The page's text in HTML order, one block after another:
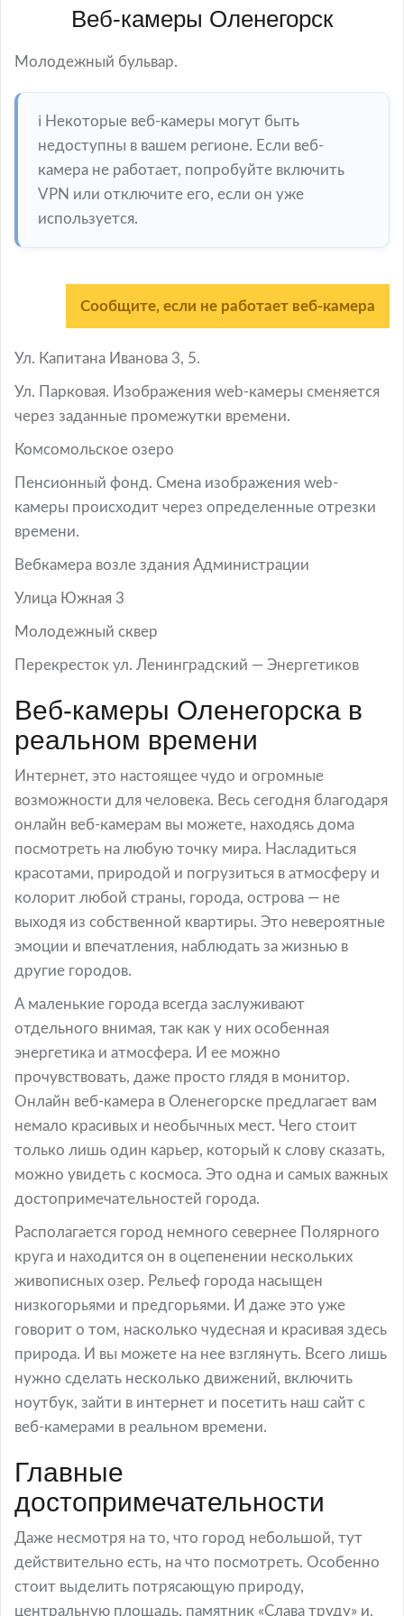
Веб-камеры Оленегорск
Молодежный бульвар.
ℹ️ Некоторые веб-камеры могут быть
недоступны в вашем регионе. Если веб-
камера не работает, попробуйте включить
VPN или отключите его, если он уже
используется.
Сообщите, если не работает веб-камера
Ул. Капитана Иванова 3, 5.
Ул. Парковая. Изображения web-камеры сменяется
через заданные промежутки времени.
Комсомольское озеро
Пенсионный фонд. Смена изображения web-
камеры происходит через определенные отрезки
времени.
Вебкамера возле здания Администрации
Улица Южная 3
Молодежный сквер
Перекресток ул. Ленинградский — Энергетиков
Веб-камеры Оленегорска в
реальном времени
Интернет, это настоящее чудо и огромные
возможности для человека. Весь сегодня благодаря
онлайн веб-камерам вы можете, находясь дома
посмотреть на любую точку мира. Насладиться
красотами, природой и погрузиться в атмосферу и
колорит любой страны, города, острова — не
выходя из собственной квартиры. Это невероятные
эмоции и впечатления, наблюдать за жизнью в
другие городов.
А маленькие города всегда заслуживают
отдельного внимая, так как у них особенная
энергетика и атмосфера. И ее можно
прочувствовать, даже просто глядя в монитор.
Онлайн веб-камера в Оленегорске предлагает вам
немало красивых и необычных мест. Чего стоит
только лишь один карьер, который к слову сказать,
можно увидеть с космоса. Это одна и самых важных
достопримечательностей города.
Располагается город немного севернее Полярного
круга и находится он в оцепенении нескольких
живописных озер. Рельеф города насыщен
низкогорьями и предгорьями. И даже это уже
говорит о том, насколько чудесная и красивая здесь
природа. И вы можете на нее взглянуть. Всего лишь
нужно сделать несколько движений, включить
ноутбук, зайти в интернет и посетить наш сайт с
веб-камерами в реальном времени.
Главные
достопримечательности
Даже несмотря на то, что город небольшой, тут
действительно есть, на что посмотреть. Особенно
стоит выделить потрясающую природу,
центральную площадь, памятник «Слава труду» и,